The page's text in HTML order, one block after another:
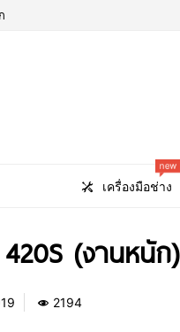
เครื่องมือช่าง
new
(งานหนัก)
2194